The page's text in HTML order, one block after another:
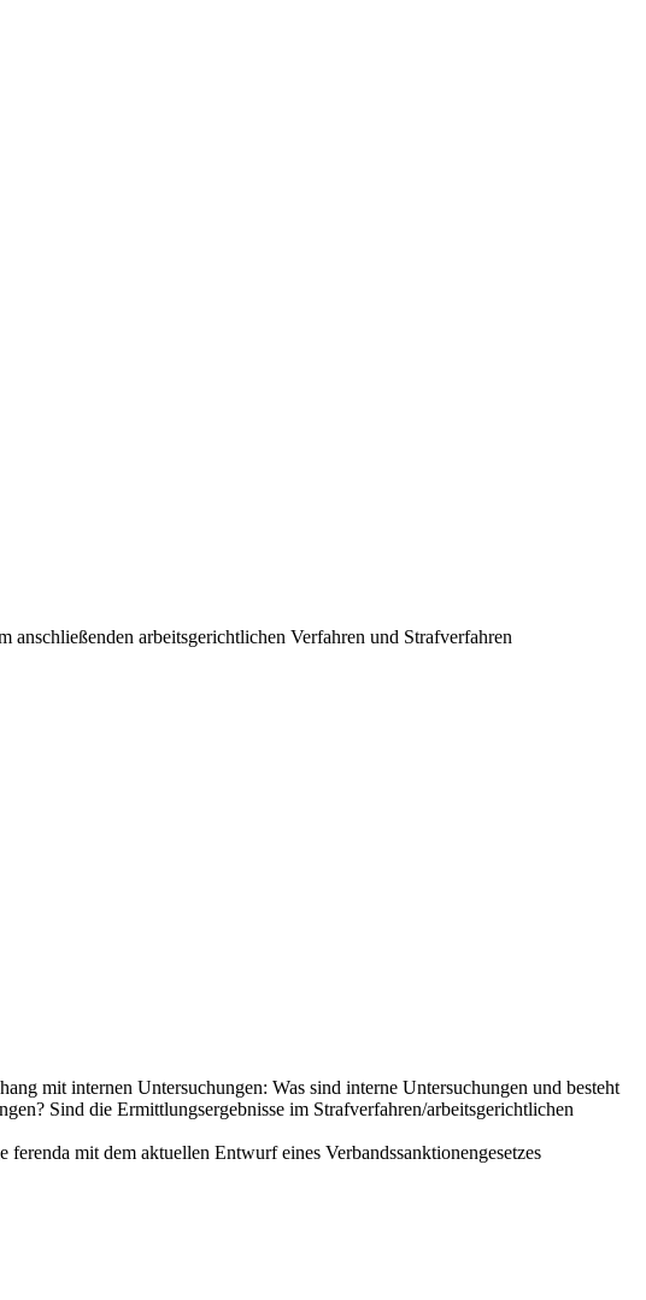
arbeitsgerichtlichen Verfahren und Strafverfahren
mit internen Untersuchungen: Was sind interne Untersuchungen und besteht
Sind die Ermittlungsergebnisse im Strafverfahren/arbeitsgerichtlichen
mit dem aktuellen Entwurf eines Verbandssanktionengesetzes